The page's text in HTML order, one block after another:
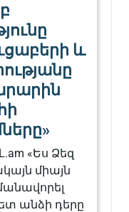
և
«Ես Ձեզ
միայն
անձի դերը